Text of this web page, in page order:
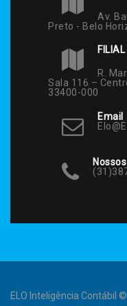
Av.
Preto - Belo
FILIAL
R.
Sala 116 –
33400-000
Email
ELO Inteligência Contábil